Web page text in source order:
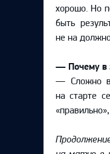
хорошо. Но
быть
не на
— Почему в
— Сложно
на старте